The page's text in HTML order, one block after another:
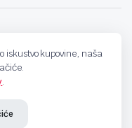
iskustvo kupovine, naša
.